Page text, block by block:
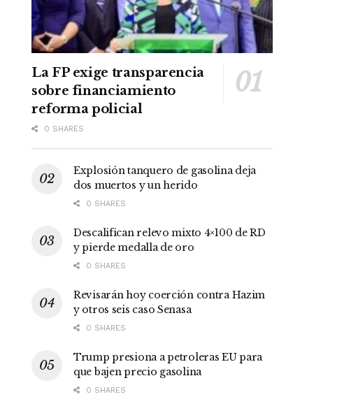
La FP exige transparencia
sobre financiamiento
reforma policial
0 SHARES
Explosión tanquero de gasolina deja
dos muertos y un herido
0 SHARES
Descalifican relevo mixto 4×100 de RD
y pierde medalla de oro
0 SHARES
Revisarán hoy coerción contra Hazim
y otros seis caso Senasa
0 SHARES
Trump presiona a petroleras EU para
que bajen precio gasolina
0 SHARES